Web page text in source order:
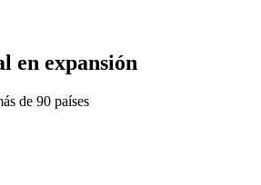
en expansión
de 90 países